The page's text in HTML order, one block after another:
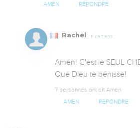
AMEN RÉPONDRE
Rachel Il y a 7 ans
Amen! C'est le SEUL
Que Dieu te bénisse!
7 personnes ont dit Amen
AMEN RÉPONDRE